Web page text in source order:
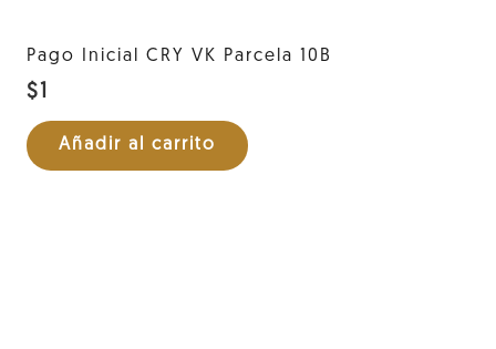
Pago Inicial CRY VK Parcela 10B
$1
Añadir al carrito